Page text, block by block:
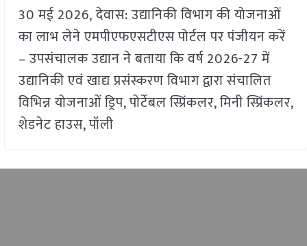
30 मई 2026, देवास: उद्यानिकी विभाग की योजनाओं
का लाभ लेने एमपीएफएसटीएस पोर्टल पर पंजीयन करें
– उपसंचालक उद्यान ने बताया कि वर्ष 2026-27 में
उद्यानिकी एवं खाद्य प्रसंस्करण विभाग द्वारा संचालित
विभिन्न योजनाओं ड्रिप, पोर्टेबल स्प्रिंकलर, मिनी स्प्रिंकलर,
शेडनेट हाउस, पॉली